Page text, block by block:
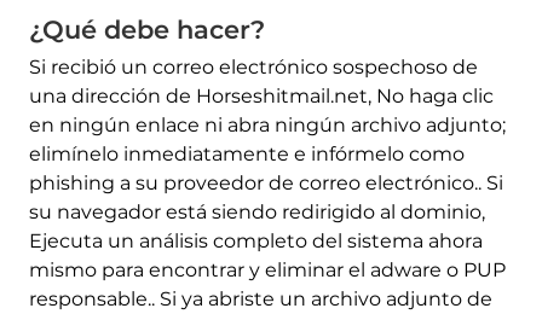
¿Qué debe hacer?
Si recibió un correo electrónico sospechoso de
una dirección de Horseshitmail.net, No haga clic
en ningún enlace ni abra ningún archivo adjunto;
elimínelo inmediatamente e infórmelo como
phishing a su proveedor de correo electrónico.. Si
su navegador está siendo redirigido al dominio,
Ejecuta un análisis completo del sistema ahora
mismo para encontrar y eliminar el adware o PUP
responsable.. Si ya abriste un archivo adjunto de